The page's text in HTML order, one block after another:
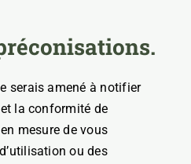
serais amené à notifier
la conformité de
mesure de vous
ou des